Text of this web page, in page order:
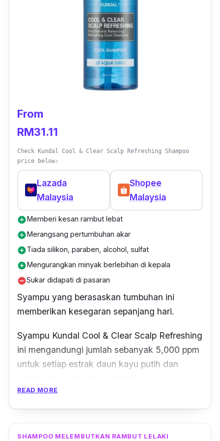
From
RM31.11
Check Kundal Cool & Clear Scalp Refreshing Shampoo
price below:
Lazada
Malaysia
Shopee
Malaysia
add_circleMemberi kesan rambut lebat
add_circleMerangsang pertumbuhan akar
add_circleTiada silikon, paraben, alcohol, sulfat
add_circleMengurangkan minyak berlebihan di kepala
remove_circleSukar didapati di pasaran
Syampu yang berasaskan tumbuhan ini
memberikan kesegaran sepanjang hari.
Syampu Kundal Cool & Clear Scalp Refreshing
ini mengandungi jumlah sebanyak 5,000 ppm
untuk setiap estrak daun kayu putih dan
READ MORE
SHAMPOO MELEMBUTKAN RAMBUT LELAKI